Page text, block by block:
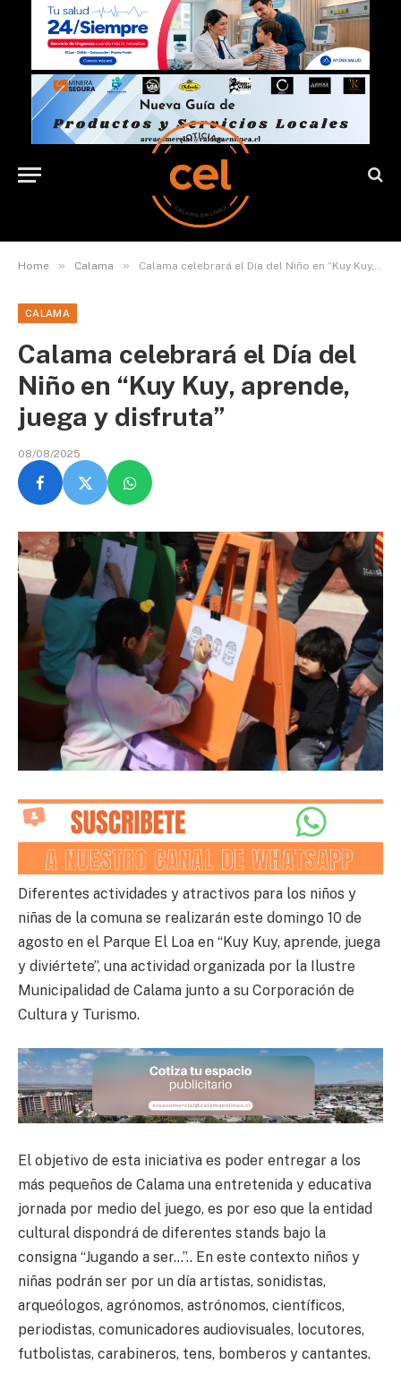
Home » Calama » Calama celebrará el Día del Niño en “Kuy Kuy, aprende, juega y disfruta”
CALAMA
Calama celebrará el Día del
Niño en “Kuy Kuy, aprende,
juega y disfruta”
08/08/2025
Diferentes actividades y atractivos para los niños y
niñas de la comuna se realizarán este domingo 10 de
agosto en el Parque El Loa en “Kuy Kuy, aprende, juega
y diviértete”, una actividad organizada por la Ilustre
Municipalidad de Calama junto a su Corporación de
Cultura y Turismo.
El objetivo de esta iniciativa es poder entregar a los
más pequeños de Calama una entretenida y educativa
jornada por medio del juego, es por eso que la entidad
cultural dispondrá de diferentes stands bajo la
consigna “Jugando a ser…”.. En este contexto niños y
niñas podrán ser por un día artistas, sonidistas,
arqueólogos, agrónomos, astrónomos, científicos,
periodistas, comunicadores audiovisuales, locutores,
futbolistas, carabineros, tens, bomberos y cantantes.